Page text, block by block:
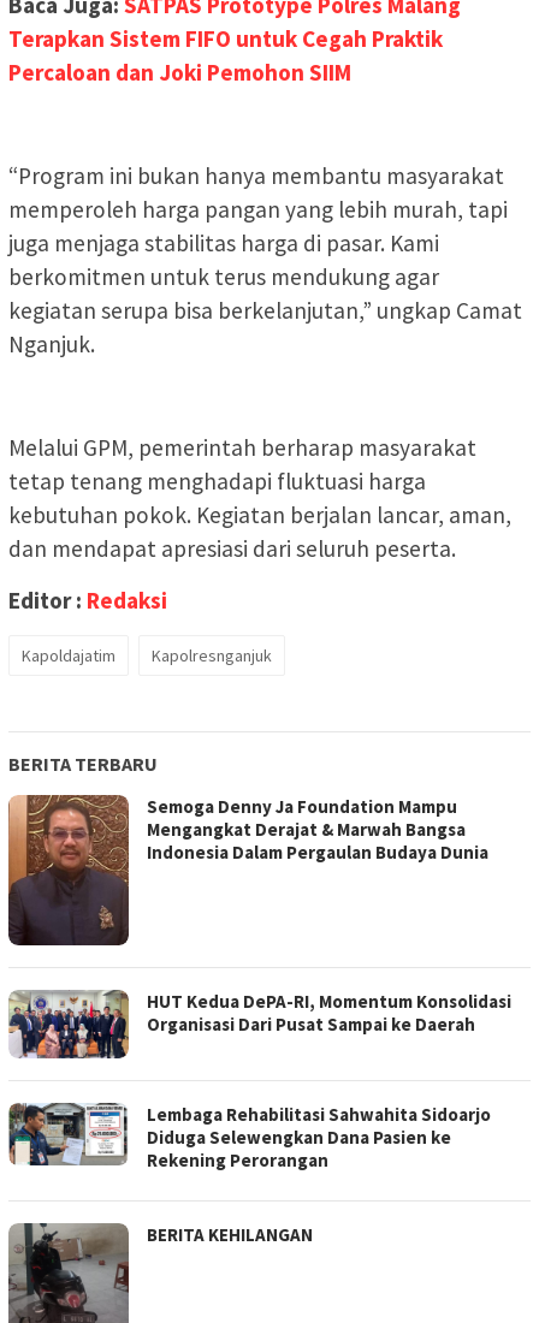
Terapkan Sistem FIFO untuk Cegah Praktik
Percaloan dan Joki Pemohon SIIM
“Program ini bukan hanya membantu masyarakat
memperoleh harga pangan yang lebih murah, tapi
juga menjaga stabilitas harga di pasar. Kami
berkomitmen untuk terus mendukung agar
kegiatan serupa bisa berkelanjutan,” ungkap Camat
Nganjuk.
Melalui GPM, pemerintah berharap masyarakat
tetap tenang menghadapi fluktuasi harga
kebutuhan pokok. Kegiatan berjalan lancar, aman,
dan mendapat apresiasi dari seluruh peserta.
Editor : Redaksi
Kapoldajatim Kapolresnganjuk
BERITA TERBARU
Semoga Denny Ja Foundation Mampu
Mengangkat Derajat & Marwah Bangsa
Indonesia Dalam Pergaulan Budaya Dunia
HUT Kedua DePA-RI, Momentum Konsolidasi
Organisasi Dari Pusat Sampai ke Daerah
Lembaga Rehabilitasi Sahwahita Sidoarjo
Diduga Selewengkan Dana Pasien ke
Rekening Perorangan
BERITA KEHILANGAN